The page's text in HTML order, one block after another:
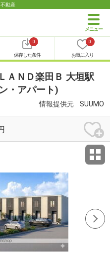
動産
0
保存した条件
0
お気に入り
ＡＮＤ楽田Ｂ 大垣駅
・アパート)
情報提供元 SUUMO